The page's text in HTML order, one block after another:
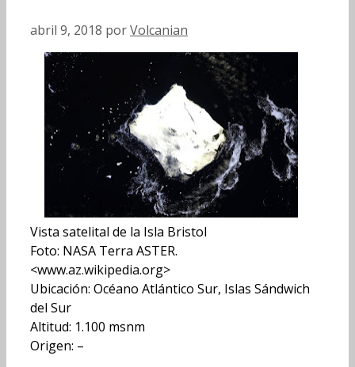
abril 9, 2018 porVolcanian
Vista satelital de la Isla Bristol
Foto: NASA Terra ASTER.
<www.az.wikipedia.org>
Ubicación: Océano Atlántico Sur, Islas Sándwich
del Sur
Altitud: 1.100 msnm
Origen: –